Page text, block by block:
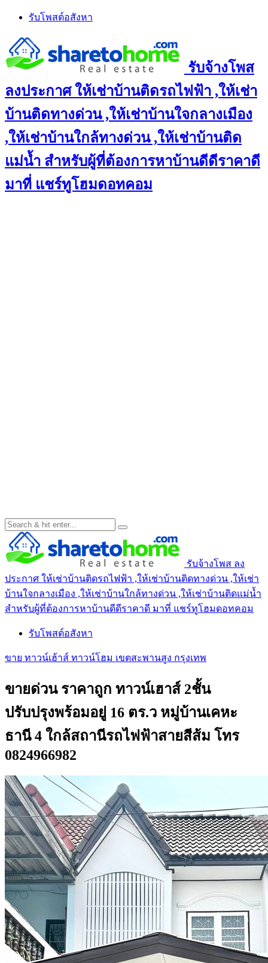
Skip
content
รับโพสต์อสังหา
รับจ้างโพส
ลงประกาศ ให้เช่าบ้านติดรถไฟฟ้า ,ให้เช่า
บ้านติดทางด่วน ,ให้เช่าบ้านใจกลางเมือง
,ให้เช่าบ้านใกล้ทางด่วน ,ให้เช่าบ้านติด
แม่น้ำ สำหรับผู้ที่ต้องการหาบ้านดีดีราคาดี
มาที่ แชร์ทูโฮมดอทคอม
รับจ้างโพส ลง
ประกาศ ให้เช่าบ้านติดรถไฟฟ้า ,ให้เช่าบ้านติดทางด่วน ,ให้เช่า
บ้านใจกลางเมือง ,ให้เช่าบ้านใกล้ทางด่วน ,ให้เช่าบ้านติดแม่น้ำ
สำหรับผู้ที่ต้องการหาบ้านดีดีราคาดี มาที่ แชร์ทูโฮมดอทคอม
รับโพสต์อสังหา
ขาย ทาวน์เฮ้าส์ ทาวน์โฮม เขตสะพานสูง กรุงเทพ
ขายด่วน ราคาถูก ทาวน์เฮาส์ 2ชั้น
ปรับปรุงพร้อมอยู่ 16 ตร.ว หมู่บ้านเคหะ
ธานี 4 ใกล้สถานีรถไฟฟ้าสายสีส้ม โทร
0824966982